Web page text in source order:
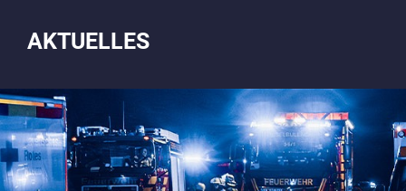
AKTUELLES